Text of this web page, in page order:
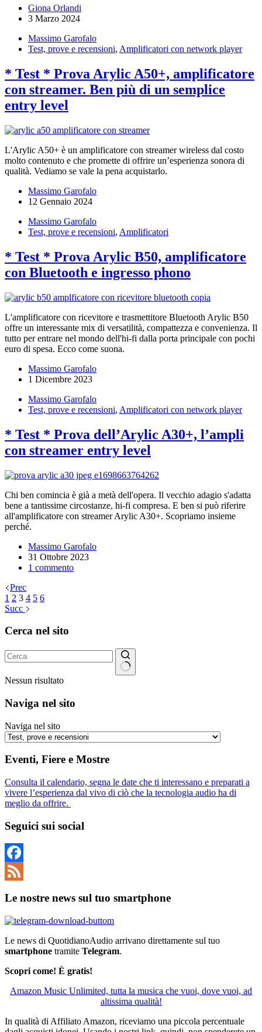
Giona Orlandi
3 Marzo 2024
Massimo Garofalo
Test, prove e recensioni, Amplificatori con network player
* Test * Prova Arylic A50+, amplificatore
con streamer. Ben più di un semplice
entry level
L'Arylic A50+ è un amplificatore con streamer wireless dal costo
molto contenuto e che promette di offrire un’esperienza sonora di
qualità. Vediamo se vale la pena acquistarlo.
Massimo Garofalo
12 Gennaio 2024
Massimo Garofalo
Test, prove e recensioni, Amplificatori
* Test * Prova Arylic B50, amplificatore
con Bluetooth e ingresso phono
L'amplificatore con ricevitore e trasmettitore Bluetooth Arylic B50
offre un interessante mix di versatilità, compattezza e convenienza. Il
tutto per entrare nel mondo dell'hi-fi dalla porta principale con pochi
euro di spesa. Ecco come suona.
Massimo Garofalo
1 Dicembre 2023
Massimo Garofalo
Test, prove e recensioni, Amplificatori con network player
* Test * Prova dell’Arylic A30+, l’ampli
con streamer entry level
Chi ben comincia è già a metà dell'opera. Il vecchio adagio s'adatta
bene a tantissime circostanze, hi-fi compresa. E ben si può riferire
all'amplificatore con streamer Arylic A30+. Scopriamo insieme
perché.
Massimo Garofalo
31 Ottobre 2023
1 commento
Prec
1 2 3 4 5 6
Succ
Cerca nel sito
Nessun risultato
Naviga nel sito
Naviga nel sito
Eventi, Fiere e Mostre
Consulta il calendario, segna le date che ti interessano e preparati a
vivere l’esperienza dal vivo di ciò che la tecnologia audio ha di
meglio da offrire.
Seguici sui social
Facebook
Le nostre news sul tuo smartphone
Le news di QuotidianoAudio arrivano direttamente sul tuo
smartphone tramite Telegram.
Scopri come! È gratis!
Amazon Music Unlimited, tutta la musica che vuoi, dove vuoi, ad
altissima qualità!
In qualità di Affiliato Amazon, riceviamo una piccola percentuale